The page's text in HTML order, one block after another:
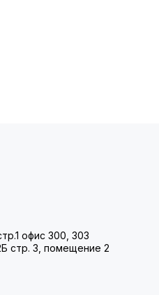
офис 300, 303
стр. 3, помещение 2